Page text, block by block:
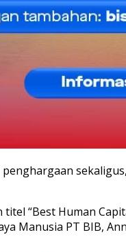
“Best Human
Manusia PT BIB,